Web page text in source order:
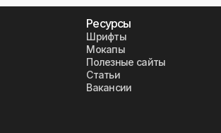
Ресурсы
Шрифты
Мокапы
Полезные сайты
Статьи
Вакансии